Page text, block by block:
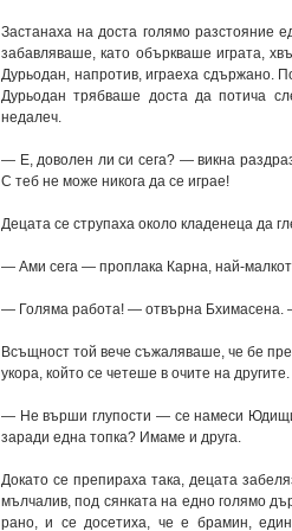
Застанаха на доста голямо разстояние
забавляваше, като объркваше играта,
Дурьодан, напротив, играеха сдържано.
Дурьодан трябваше доста да потича
недалеч.
— Е, доволен ли си сега? — викна
С теб не може никога да се играе!
Децата се струпаха около кладенеца да
— Ами сега — проплака Карна, най-
— Голяма работа! — отвърна Бхимасена.
Всъщност той вече съжаляваше, че бе
укора, който се четеше в очите на другите.
— Не върши глупости — се намеси
заради една топка? Имаме и друга.
Докато се препираха така, децата
мълчалив, под сянката на едно голямо
рано, и се досетиха, че е брамин,